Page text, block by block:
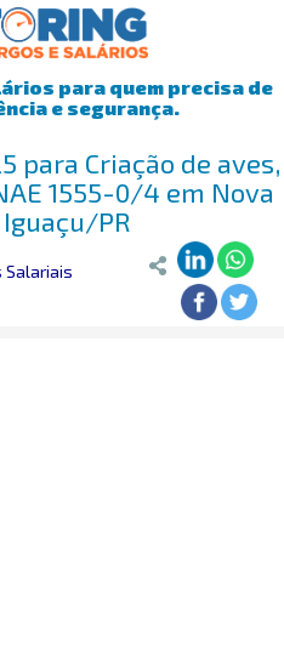
para quem precisa de
e segurança.
para Criação de aves,
1555-0/4 em Nova
PR
Salariais